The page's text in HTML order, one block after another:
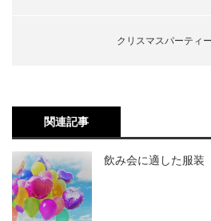
クリスマスパーティ
関連記事
飲み会に適した服装